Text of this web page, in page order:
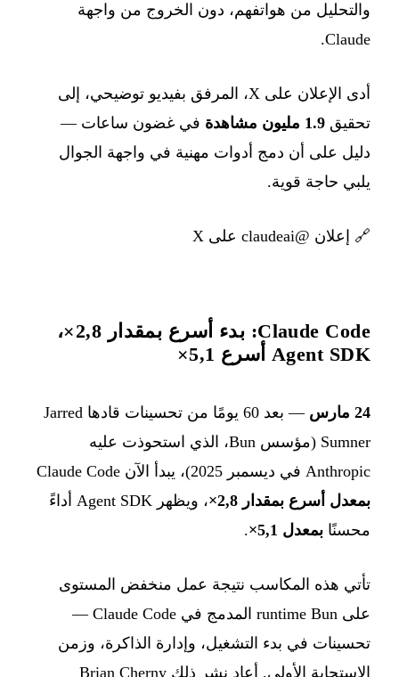
والتحليل من هواتفهم، دون الخروج من واجهة
Claude.
أدى الإعلان على X، المرفق بفيديو توضيحي، إلى
تحقيق 1.9 مليون مشاهدة
في غضون ساعات —
دليل على أن دمج أدوات مهنية في واجهة الجوال
يلبي حاجة قوية.
🔗 إعلان @claudeai على X
Claude Code: بدء أسرع بمقدار 2,8×،
Agent SDK أسرع 5,1×
24 مارس
— بعد 60 يومًا من تحسينات قادها Jarred
Sumner (مؤسس Bun، الذي استحوذت عليه
Anthropic في ديسمبر 2025)، يبدأ الآن Claude Code
بمعدل أسرع بمقدار 2,8×
، ويظهر Agent SDK أداءً
محسنًا بمعدل 5,1× .
تأتي هذه المكاسب نتيجة عمل منخفض المستوى
على runtime Bun المدمج في Claude Code —
تحسينات في بدء التشغيل، وإدارة الذاكرة، وزمن
الاستجابة الأولي. أعاد نشر ذلك Brian Cherny